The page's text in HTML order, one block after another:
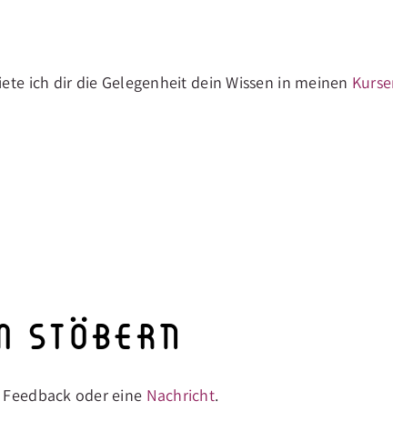
ich dir die Gelegenheit dein Wissen in meinen
Stöbern
oder eine Nachricht.